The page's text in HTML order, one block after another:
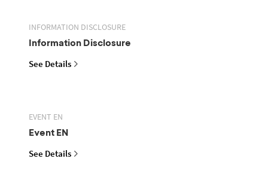
INFORMATION DISCLOSURE
Information Disclosure
See Details
EVENT EN
Event EN
See Details